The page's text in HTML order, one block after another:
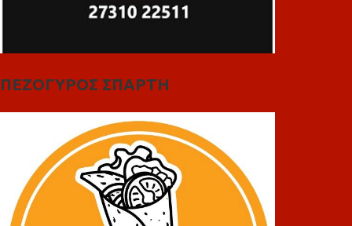
ΠΕΖΟΓΥΡΟΣ ΣΠΑΡΤΗ